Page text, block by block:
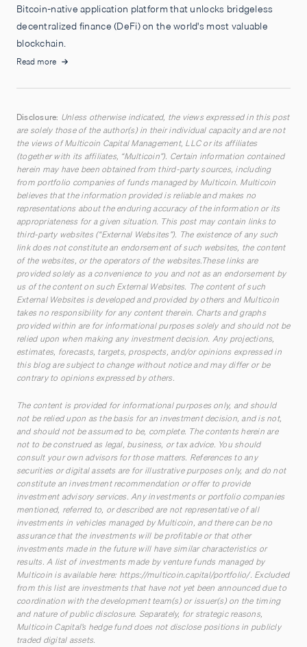
Bitcoin-native application platform that unlocks bridgeless
decentralized finance (DeFi) on the world's most valuable
blockchain.
Read more
Disclosure: Unless otherwise indicated, the views expressed in this post
are solely those of the author(s) in their individual capacity and are not
the views of Multicoin Capital Management, LLC or its affiliates
(together with its affiliates, “Multicoin”). Certain information contained
herein may have been obtained from third-party sources, including
from portfolio companies of funds managed by Multicoin. Multicoin
believes that the information provided is reliable and makes no
representations about the enduring accuracy of the information or its
appropriateness for a given situation. This post may contain links to
third-party websites (“External Websites”). The existence of any such
link does not constitute an endorsement of such websites, the content
of the websites, or the operators of the websites.These links are
provided solely as a convenience to you and not as an endorsement by
us of the content on such External Websites. The content of such
External Websites is developed and provided by others and Multicoin
takes no responsibility for any content therein. Charts and graphs
provided within are for informational purposes solely and should not be
relied upon when making any investment decision. Any projections,
estimates, forecasts, targets, prospects, and/or opinions expressed in
this blog are subject to change without notice and may differ or be
contrary to opinions expressed by others.
The content is provided for informational purposes only, and should
not be relied upon as the basis for an investment decision, and is not,
and should not be assumed to be, complete. The contents herein are
not to be construed as legal, business, or tax advice. You should
consult your own advisors for those matters. References to any
securities or digital assets are for illustrative purposes only, and do not
constitute an investment recommendation or offer to provide
investment advisory services. Any investments or portfolio companies
mentioned, referred to, or described are not representative of all
investments in vehicles managed by Multicoin, and there can be no
assurance that the investments will be profitable or that other
investments made in the future will have similar characteristics or
results. A list of investments made by venture funds managed by
Multicoin is available here: https://multicoin.capital/portfolio/. Excluded
from this list are investments that have not yet been announced due to
coordination with the development team(s) or issuer(s) on the timing
and nature of public disclosure. Separately, for strategic reasons,
Multicoin Capital’s hedge fund does not disclose positions in publicly
traded digital assets.